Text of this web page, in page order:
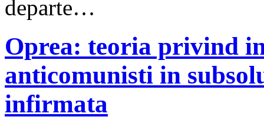
departe…
Oprea: teoria privind
anticomunisti in
infirmata